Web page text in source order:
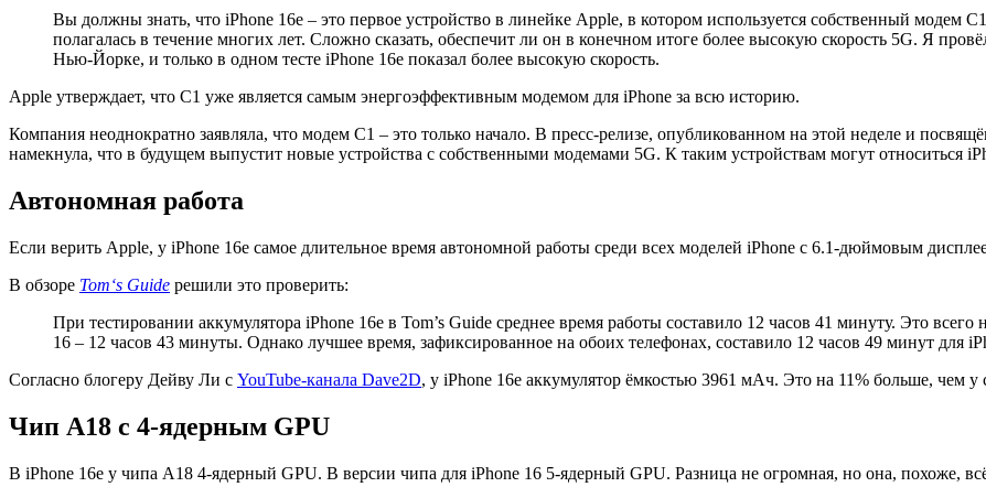
Вы должны знать, что iPhone 16e – это первое устройство в линейке Apple, в котором используется собственный модем
полагалась в течение многих лет. Сложно сказать, обеспечит ли он в конечном итоге более высокую скорость 5G. Я
Нью-Йорке, и только в одном тесте iPhone 16e показал более высокую скорость.
Apple утверждает, что C1 уже является самым энергоэффективным модемом для iPhone за всю историю.
Компания неоднократно заявляла, что модем C1 – это только начало. В пресс-релизе, опубликованном на этой неделе и
намекнула, что в будущем выпустит новые устройства с собственными модемами 5G. К таким устройствам могут относиться
Автономная работа
Если верить Apple, у iPhone 16e самое длительное время автономной работы среди всех моделей iPhone с 6.1-дюймовым
В обзоре Tom‘s Guide решили это проверить:
При тестировании аккумулятора iPhone 16e в Tom’s Guide среднее время работы составило 12 часов 41 минуту. Это
16 – 12 часов 43 минуты. Однако лучшее время, зафиксированное на обоих телефонах, составило 12 часов 49 минут для
Согласно блогеру Дейву Ли с YouTube-канала Dave2D, у iPhone 16e аккумулятор ёмкостью 3961 мАч. Это на 11% больше, чем у
Чип A18 с 4-ядерным GPU
В iPhone 16e у чипа A18 4-ядерный GPU. В версии чипа для iPhone 16 5-ядерный GPU. Разница не огромная, но она, похоже,